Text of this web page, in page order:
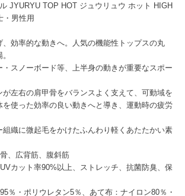
JYURYU TOP HOT ジュウリュウ ホット HIGH
・男性用
、効率的な動きへ。人気の機能性トップスの丸
・スノーボード等、上半身の動きが重要なスポー
が左右の肩甲骨をバランスよく支えて、可動域を
を使った効率の良い動きへと導き、運動時の疲労
織に微起毛をかけたふんわり軽くあたたかい素
、広背筋、腹斜筋
カット率90%以上、ストレッチ、抗菌防臭、保
％・ポリウレタン5％、あて布：ナイロン80％・